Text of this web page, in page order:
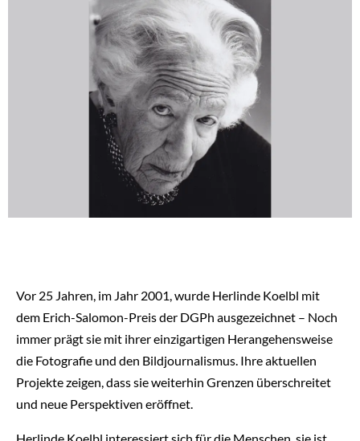
Vor 25 Jahren, im Jahr 2001, wurde Herlinde Koelbl mit
dem Erich-Salomon-Preis der DGPh ausgezeichnet – Noch
immer prägt sie mit ihrer einzigartigen Herangehensweise
die Fotografie und den Bildjournalismus. Ihre aktuellen
Projekte zeigen, dass sie weiterhin Grenzen überschreitet
und neue Perspektiven eröffnet.